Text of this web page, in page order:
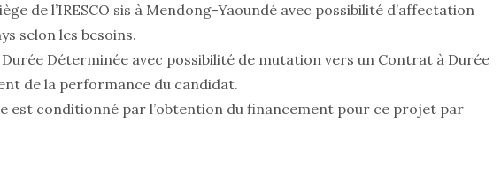
de l’IRESCO sis à Mendong-Yaoundé avec possibilité d’affectation
selon les besoins.
Déterminée avec possibilité de mutation vers un Contrat à Durée
de la performance du candidat.
est conditionné par l’obtention du financement pour ce projet par